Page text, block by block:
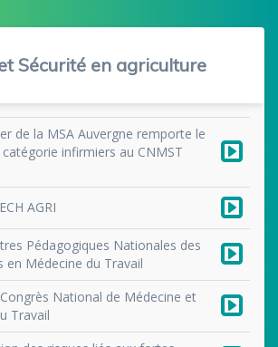
Sécurité en agriculture
de la MSA Auvergne remporte le
infirmiers au CNMST
AGRI
Pédagogiques Nationales des
en Médecine du Travail
National de Médecine et
Travail